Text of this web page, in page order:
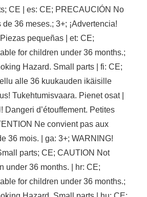
CE | es: CE; PRECAUCIÓN No
36 meses.; 3+; ¡Advertencia!
pequeñas | et: CE;
for children under 36 months.;
Hazard. Small parts | fi: CE;
alle 36 kuukauden ikäisille
Tukehtumisvaara. Pienet osat |
Dangeri d’étouffement. Petites
Ne convient pas aux
36 mois. | ga: 3+; WARNING!
parts; CE; CAUTION Not
under 36 months. | hr: CE;
for children under 36 months.;